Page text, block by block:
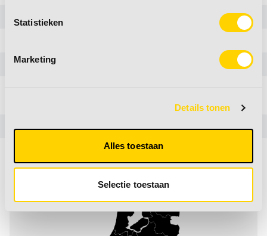
Statistieken
Marketing
Details tonen
Alles toestaan
Selectie toestaan
USP1
USP3
Eigenschappen Afneembaar hoofdkussen